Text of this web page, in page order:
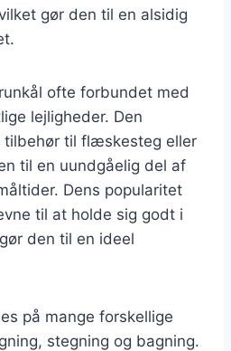
gør den til en alsidig
ofte forbundet med
lejligheder. Den
tilbehør til flæskesteg eller
til en uundgåelig del af
Dens popularitet
til at holde sig godt i
den til en ideel
på mange forskellige
stegning og bagning.